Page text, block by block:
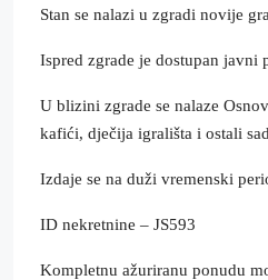
Stan se nalazi u zgradi novije
Ispred zgrade je dostupan javni
U blizini zgrade se nalaze
kafići, dječija igrališta i ostali
Izdaje se na duži vremenski
ID nekretnine – JS593
Kompletnu ažuriranu ponudu